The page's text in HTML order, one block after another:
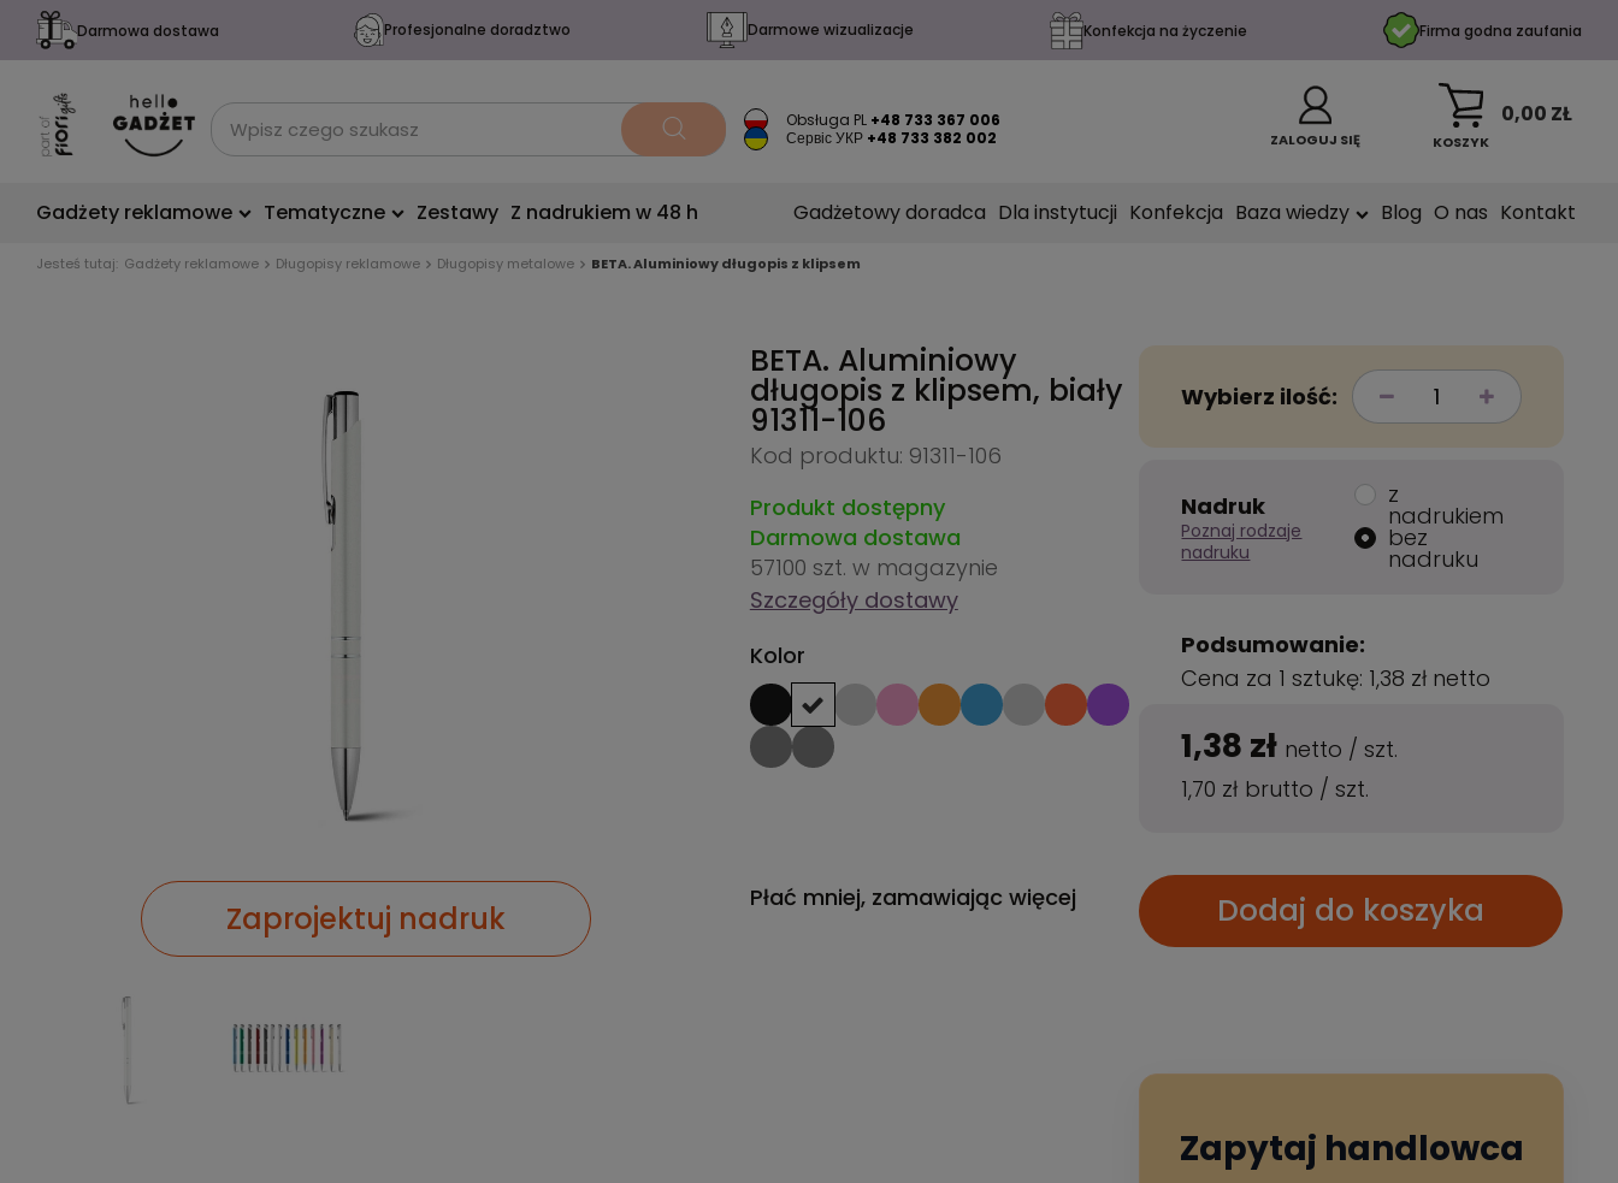
Darmowa dostawa Profesjonalne doradztwo Darmowe wizualizacje Konfekcja na życzenie Firma godna zaufania
Obsługa PL +48 733 367 006
Сервіс УКР +48 733 382 002 ZALOGUJ SIĘ KOSZYK
0,00 ZŁ
Gadżety reklamowe Tematyczne Zestawy Z nadrukiem w 48 h Gadżetowy doradca Dla instytucji Konfekcja Baza wiedzy Blog O nas Kontakt
Jesteś tutaj: Gadżety reklamowe Długopisy reklamowe Długopisy metalowe BETA. Aluminiowy długopis z klipsem
Zaprojektuj nadruk
BETA. Aluminiowy
długopis z klipsem, biały
91311-106
Kod produktu: 91311-106
Produkt dostępny
Darmowa dostawa
57100 szt. w magazynie
Szczegóły dostawy
Kolor
Płać mniej, zamawiając więcej
Wybierz ilość:
Nadruk
Poznaj rodzaje
nadruku
z
nadrukiem
bez
nadruku
Podsumowanie:
Cena za 1 sztukę: 1,38 zł netto
1,38 zł netto /szt.
1,70 zł brutto /szt.
Dodaj do koszyka
Zapytaj handlowca